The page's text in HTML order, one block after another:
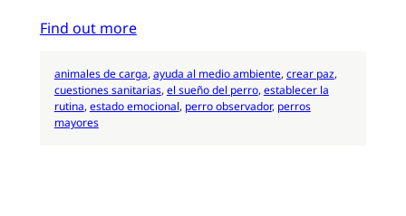
Find out more
animales de carga, ayuda al medio ambiente, crear paz
cuestiones sanitarias, el sueño del perro, establecer la
rutina, estado emocional, perro observador, perros
mayores